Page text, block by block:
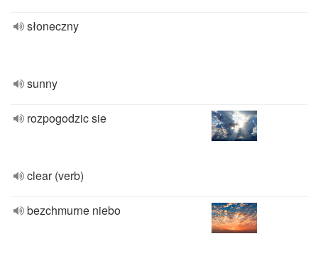
słoneczny
sunny
rozpogodzic sie
clear (verb)
bezchmurne niebo